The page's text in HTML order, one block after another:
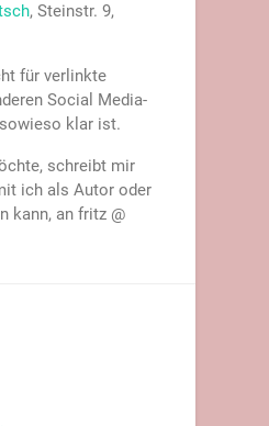
, Steinstr. 9,
für verlinkte
Social Media-
klar ist.
schreibt mir
ich als Autor oder
kann, an fritz @